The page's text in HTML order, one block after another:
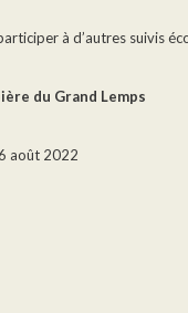
à d’autres suivis
du Grand Lemps
août 2022